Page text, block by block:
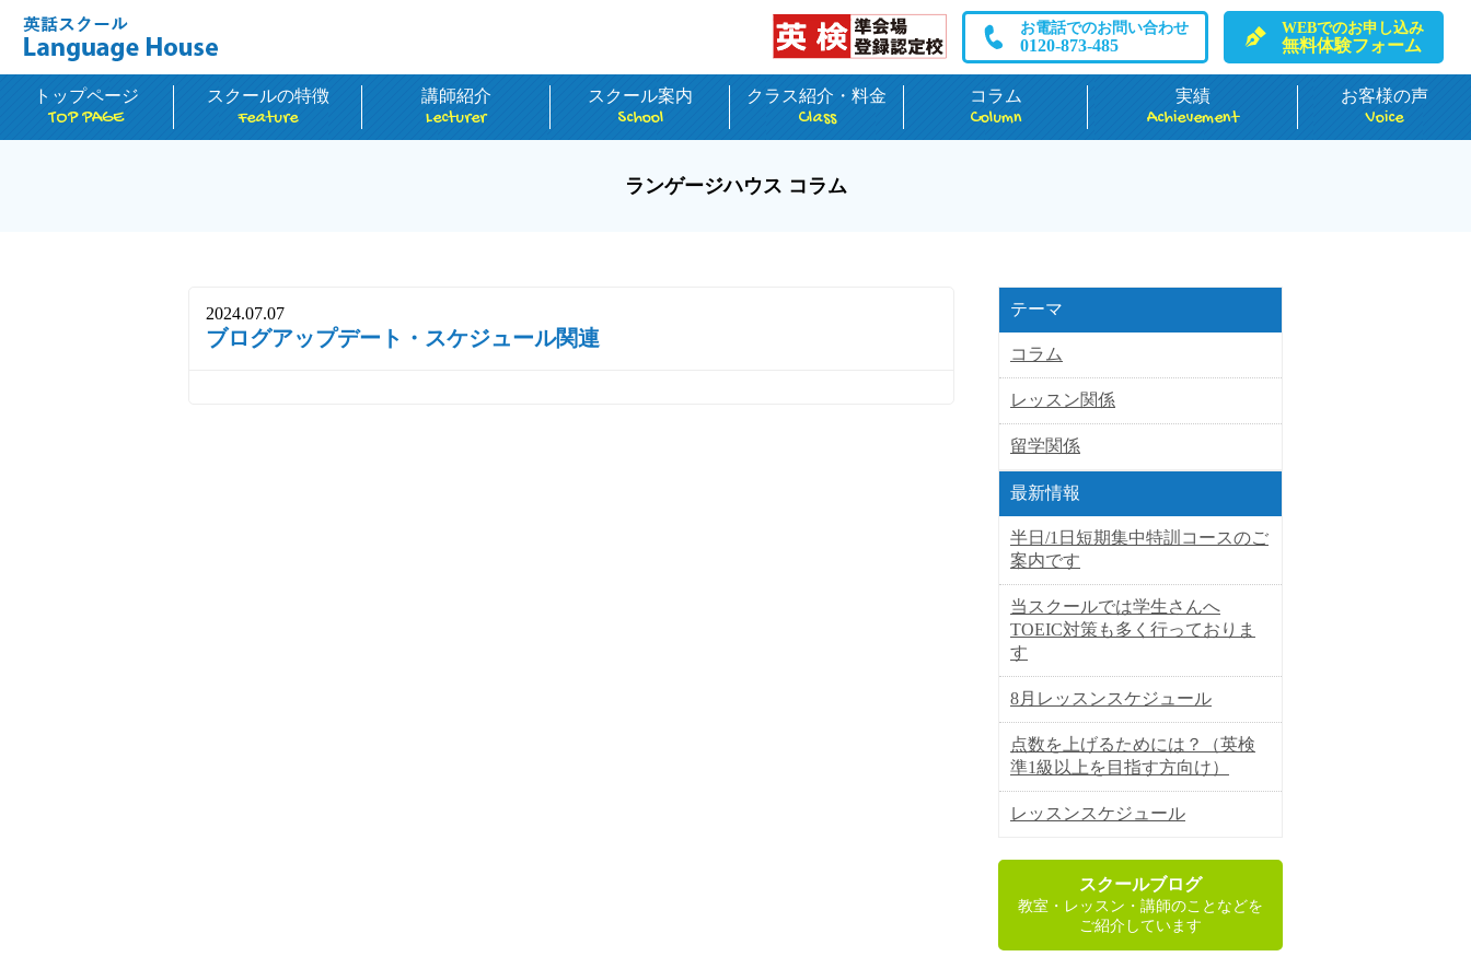
お電話でのお問い合わせ
0120-873-485
WEBでのお申し込み
無料体験フォーム
トップページ
TOP PAGE
スクールの特徴
Feature
講師紹介
Lecturer
スクール案内
School
クラス紹介・料金
Class
コラム
Column
実績
Achievement
お客様の声
Voice
ランゲージハウス コラム
2024.07.07
ブログアップデート・スケジュール関連
テーマ
コラム
レッスン関係
留学関係
最新情報
半日/1日短期集中特訓コースのご
案内です
当スクールでは学生さんへ
TOEIC対策も多く行っておりま
す
8月レッスンスケジュール
点数を上げるためには？（英検
準1級以上を目指す方向け）
レッスンスケジュール
スクールブログ
教室・レッスン・講師のことなどを
ご紹介しています